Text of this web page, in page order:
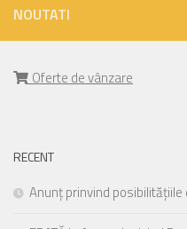
NOUTATI
Oferte de vânzare
RECENT
Anunț prinvind